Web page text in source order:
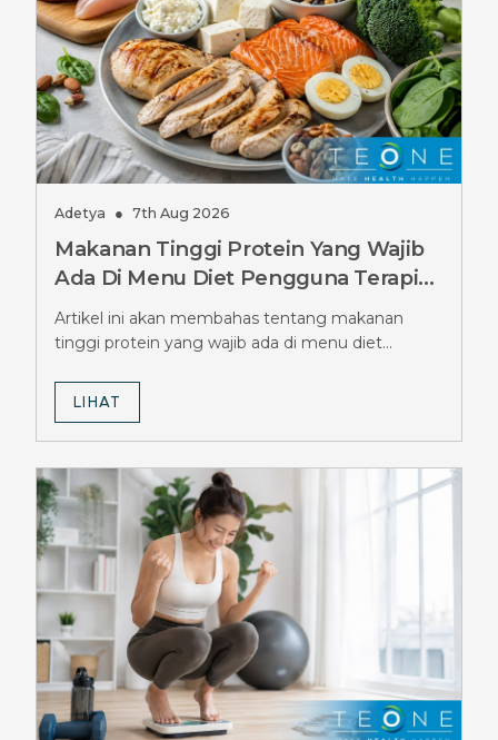
Adetya ● 7th Aug 2026
Makanan Tinggi Protein Yang Wajib
Ada Di Menu Diet Pengguna Terapi
Ozempic, Jangan Sampai Terlewat
Artikel ini akan membahas tentang makanan
tinggi protein yang wajib ada di menu diet
LIHAT